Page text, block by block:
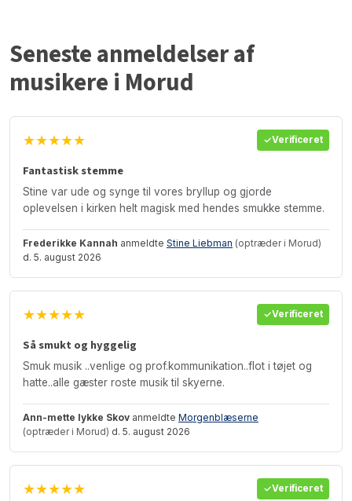
Seneste anmeldelser af
musikere i Morud
★★★★★ Verificeret
Fantastisk stemme
Stine var ude og synge til vores bryllup og gjorde
oplevelsen i kirken helt magisk med hendes smukke stemme.
Frederikke Kannah anmeldte Stine Liebman (optræder i Morud)
d. 5. august 2026
★★★★★ Verificeret
Så smukt og hyggelig
Smuk musik ..venlige og prof.kommunikation..flot i tøjet og
hatte..alle gæster roste musik til skyerne.
Ann-mette lykke Skov anmeldte Morgenblæserne
(optræder i Morud) d. 5. august 2026
★★★★★ Verificeret